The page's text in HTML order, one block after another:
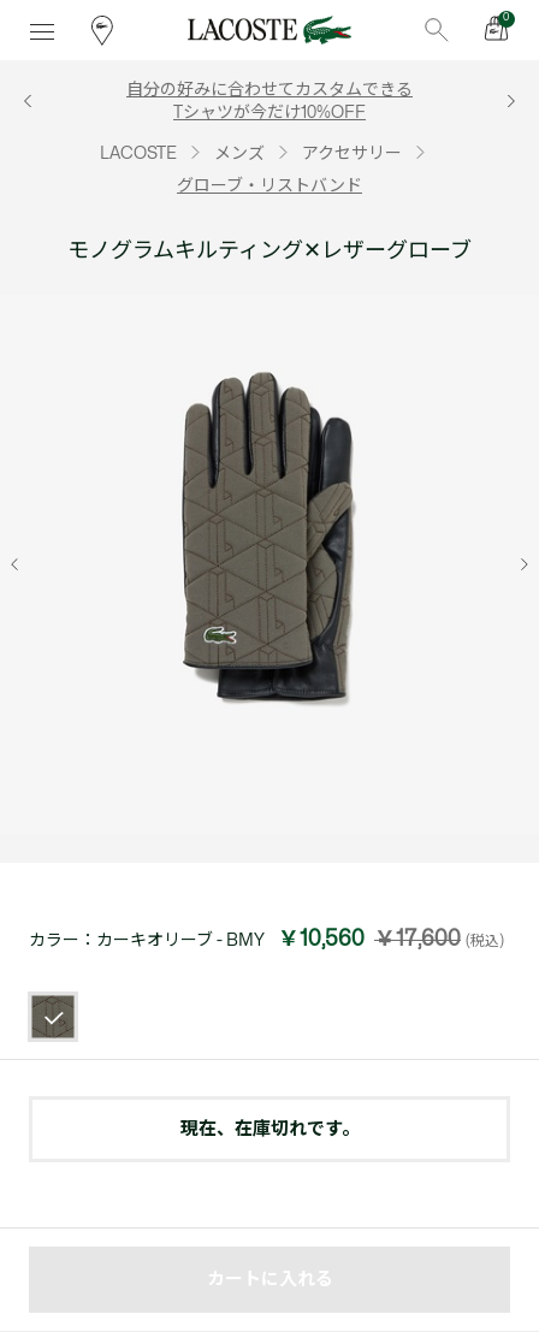
0
自分の好みに合わせてカスタムできる
Tシャツが今だけ10%OFF
LACOSTE メンズ アクセサリー
グローブ・リストバンド
モノグラムキルティング✕レザーグローブ
カラー： カーキオリーブ - BMY ￥10,560 ￥17,600 (税込)
現在、在庫切れです。
カートに入れる